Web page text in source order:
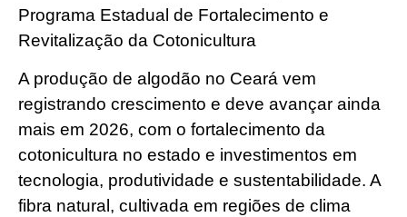
Programa Estadual de Fortalecimento e
Revitalização da Cotonicultura
A produção de algodão no Ceará vem
registrando crescimento e deve avançar ainda
mais em 2026, com o fortalecimento da
cotonicultura no estado e investimentos em
tecnologia, produtividade e sustentabilidade. A
fibra natural, cultivada em regiões de clima